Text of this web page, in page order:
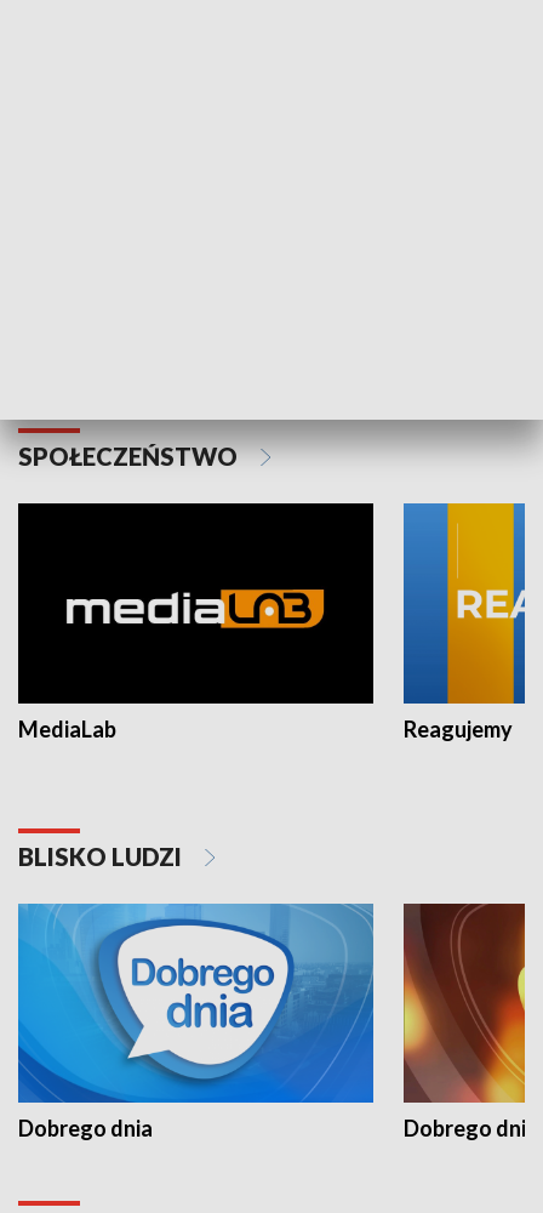
SPOŁECZEŃSTWO
MediaLab Reagujemy
BLISKO LUDZI
Dobrego dnia Dobrego dnia